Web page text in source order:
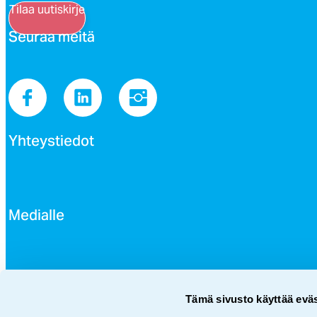
Tämä sivusto käyttää
Tilaa uutiskirje
Seu­raa mei­tä
Yh­teys­tie­dot
Me­dial­le